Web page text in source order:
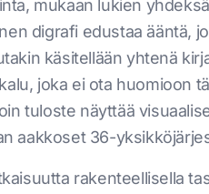
mukaan lukien
digrafi edustaa ääntä,
käsitellään yhtenä
joka ei ota huomioon
tuloste näyttää
aakkoset 36-
rakenteellisella